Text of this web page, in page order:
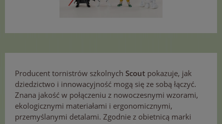
Producent tornistrów szkolnych Scout pokazuje, jak
dziedzictwo i innowacyjność mogą się ze sobą łączyć.
Znana jakość w połączeniu z nowoczesnymi wzorami,
ekologicznymi materiałami i ergonomicznymi,
przemyślanymi detalami. Zgodnie z obietnicą marki